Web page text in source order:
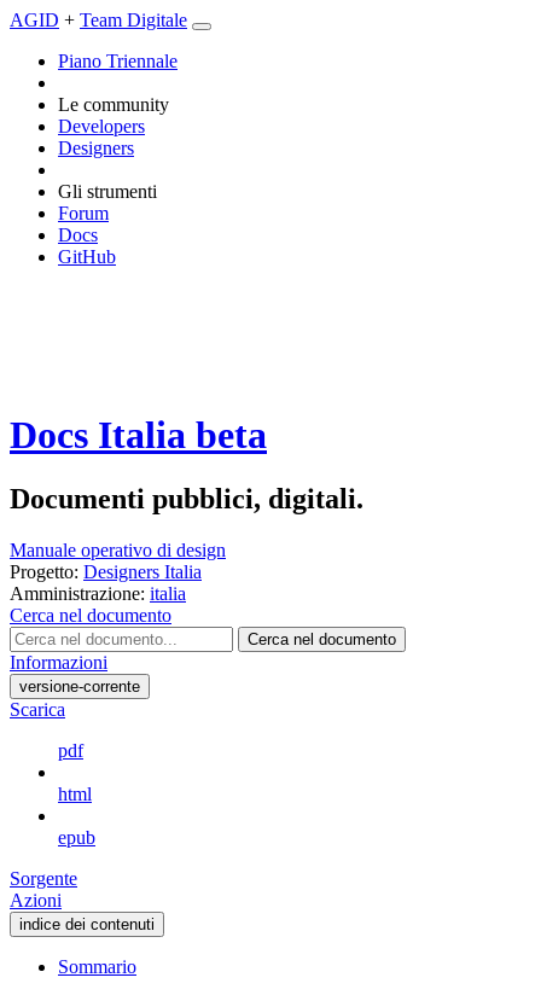
AGID + Team Digitale
Piano Triennale
Le community
Developers
Designers
Gli strumenti
Forum
Docs
GitHub
Docs Italia beta
Documenti pubblici, digitali.
Manuale operativo di design
Progetto: Designers Italia
Amministrazione: italia
Cerca nel documento
Cerca nel documento
Informazioni
versione-corrente
Scarica
pdf
html
epub
Sorgente
Azioni
indice dei contenuti
Sommario